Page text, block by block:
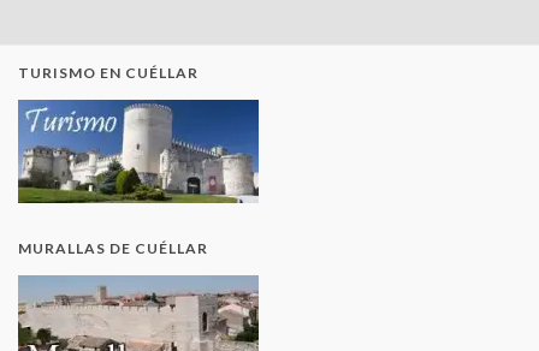
TURISMO EN CUÉLLAR
MURALLAS DE CUÉLLAR